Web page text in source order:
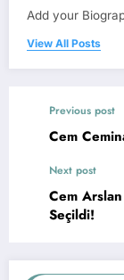
Add your
View All Posts
Previous post
Cem
Next post
Cem
Seçildi!